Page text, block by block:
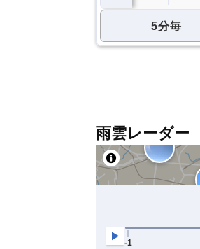
5分毎
雨雲レーダー